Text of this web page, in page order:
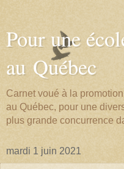
Pour une
au Québec
Carnet voué à la
au Québec, pour une
plus grande concurrence
mardi 1 juin 2021